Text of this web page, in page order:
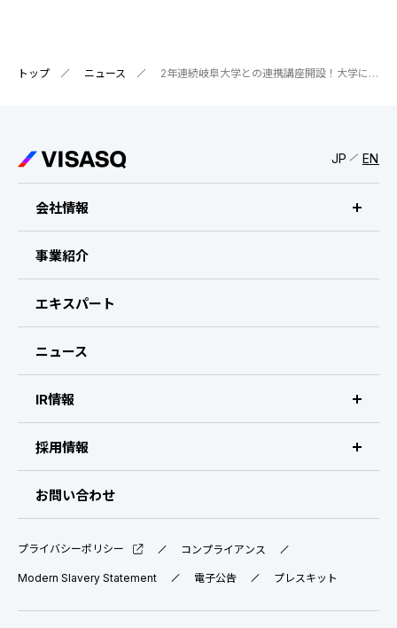
トップ ニュース 2年連続岐阜大学との連携講座開設！大学における最先端なビジネス知見活用を推進 〜ビザスク登録のプロ人材が講師となり、リアルな経験・知見を学生へ伝授〜
JP EN
会社情報
ビザスクについて
CEOメッセージ
事業紹介
エキスパート
ニュース
IR情報
IR情報 トップ
IRライブラリ
業績ハイライト
株式について
採用情報
採用サイト（日本）
中途採用：ビジネス職・コーポレート職
お問い合わせ
プライバシーポリシー コンプライアンス
Modern Slavery Statement 電子公告 プレスキット